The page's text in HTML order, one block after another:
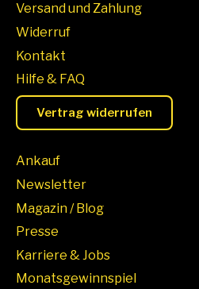
Versand und Zahlung
Widerruf
Kontakt
Hilfe & FAQ
Vertrag widerrufen
Ankauf
Newsletter
Magazin / Blog
Presse
Karriere & Jobs
Monatsgewinnspiel